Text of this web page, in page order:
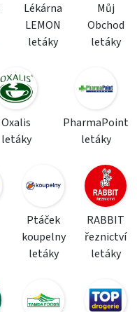
Lékárna
LEMON
letáky
Můj
Obchod
letáky
Oxalis
letáky
PharmaPoint
letáky
Ptáček
koupelny
letáky
RABBIT
řeznictví
letáky